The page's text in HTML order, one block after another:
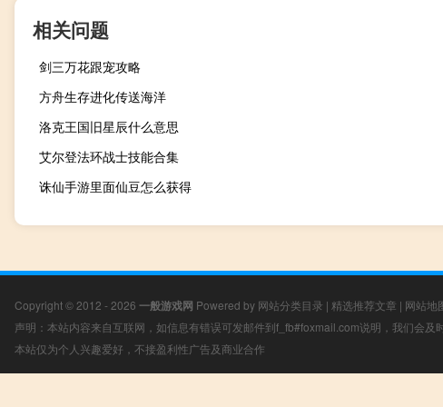
相关问题
剑三万花跟宠攻略
方舟生存进化传送海洋
洛克王国旧星辰什么意思
艾尔登法环战士技能合集
诛仙手游里面仙豆怎么获得
Copyright © 2012 - 2026 一般游戏网 Powered by 网站分类目录 | 精选推荐文章 | 网站地
声明：本站内容来自互联网，如信息有错误可发邮件到f_fb#foxmail.com说明，我们会及
本站仅为个人兴趣爱好，不接盈利性广告及商业合作